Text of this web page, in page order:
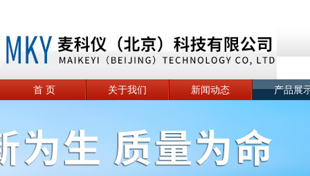
首 页 关于我们 新闻动态 产品展